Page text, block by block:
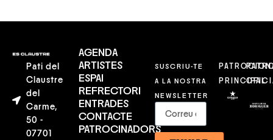
Pati del
Claustre
del
Carme,
50 -
07701
AGENDA
ARTISTES
ESPAI
REFRECTORI
ENTRADES
CONTACTE
PATROCINADORS
SUSCRIU-TE
A LA NOSTRA
NEWSLETTER
PRINCIPAL